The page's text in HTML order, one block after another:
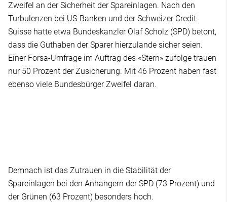
Zweifel an der Sicherheit der Spareinlagen. Nach den
Turbulenzen bei US-Banken und der Schweizer Credit
Suisse hatte etwa Bundeskanzler Olaf Scholz (SPD) betont,
dass die Guthaben der Sparer hierzulande sicher seien.
Einer Forsa-Umfrage im Auftrag des «Stern» zufolge trauen
nur 50 Prozent der Zusicherung. Mit 46 Prozent haben fast
ebenso viele Bundesbürger Zweifel daran.
Demnach ist das Zutrauen in die Stabilität der
Spareinlagen bei den Anhängern der SPD (73 Prozent) und
der Grünen (63 Prozent) besonders hoch.